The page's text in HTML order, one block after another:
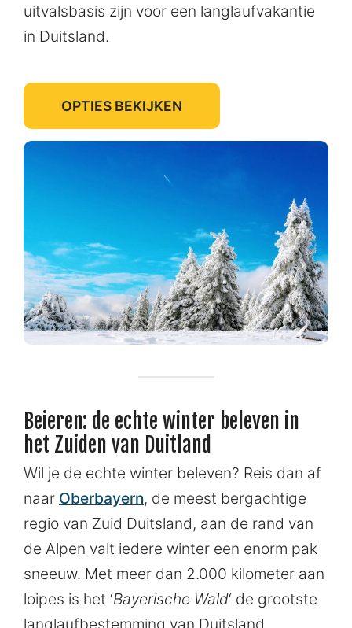
uitvalsbasis zijn voor een langlaufvakantie
in Duitsland.
OPTIES BEKIJKEN
Beieren: de echte winter beleven in
het Zuiden van Duitland
Wil je de echte winter beleven? Reis dan af
naar Oberbayern, de meest bergachtige
regio van Zuid Duitsland, aan de rand van
de Alpen valt iedere winter een enorm pak
sneeuw. Met meer dan 2.000 kilometer aan
loipes is het ‘Bayerische Wald‘ de grootste